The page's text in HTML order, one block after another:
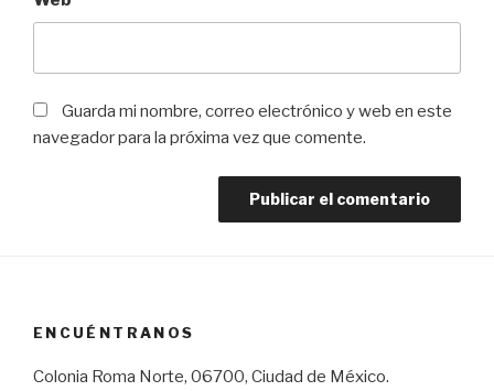
Guarda mi nombre, correo electrónico y web en este
navegador para la próxima vez que comente.
ENCUÉNTRANOS
Colonia Roma Norte, 06700, Ciudad de México.